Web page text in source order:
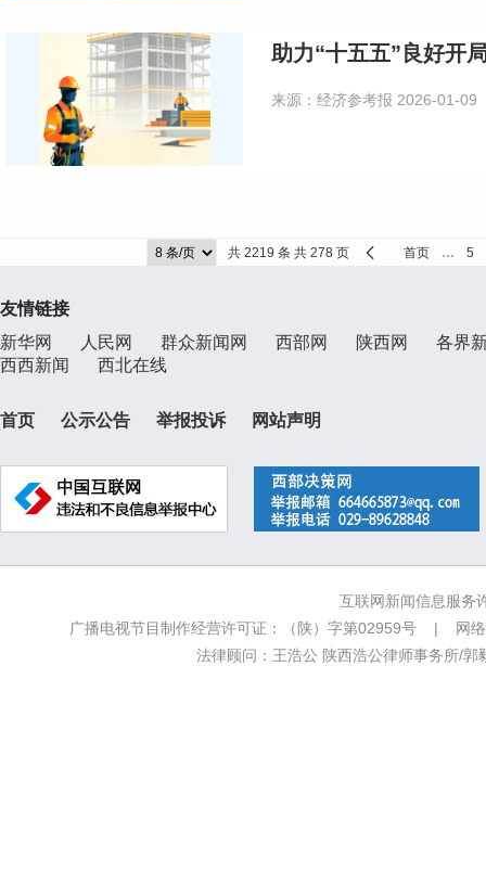
助力“十五五”良好开
来源：经济参考报 2026-01-09
共 2219 条 共 278 页 首页 … 5
友情链接
新华网
人民网 群众新闻网 西部网 陕西网
各界
西西新闻
西北在线
首页 公示公告 举报投诉 网站声明
互联网新闻信息服
广播电视节目制作经营许可证：（陕）字第02959号 |
法律顾问：王浩公 陕西浩公律师事务